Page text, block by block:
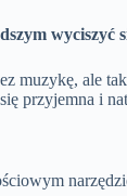
wyciszyć
muzykę, ale
przyjemna i